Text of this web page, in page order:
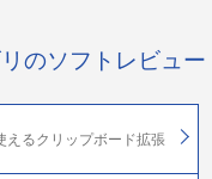
のソフトレビュー
えるクリップボード拡張